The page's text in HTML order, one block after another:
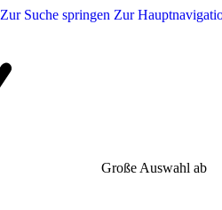
Zur Suche springen Zur
Große Auswahl ab